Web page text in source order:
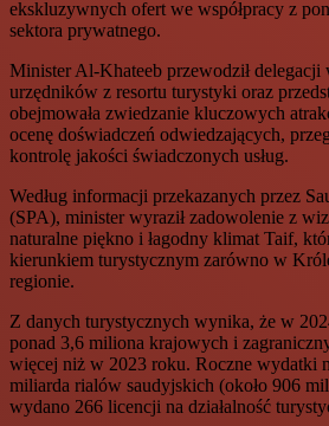
ekskluzywnych ofert we współpracy z
sektora prywatnego.
Minister Al-Khateeb przewodził delegacji
urzędników z resortu turystyki oraz
obejmowała zwiedzanie kluczowych
ocenę doświadczeń odwiedzających,
kontrolę jakości świadczonych usług.
Według informacji przekazanych przez
(SPA), minister wyraził zadowolenie z
naturalne piękno i łagodny klimat Taif,
kierunkiem turystycznym zarówno w
regionie.
Z danych turystycznych wynika, że w
ponad 3,6 miliona krajowych i
więcej niż w 2023 roku. Roczne wydatki
miliarda rialów saudyjskich (około 906
wydano 266 licencji na działalność